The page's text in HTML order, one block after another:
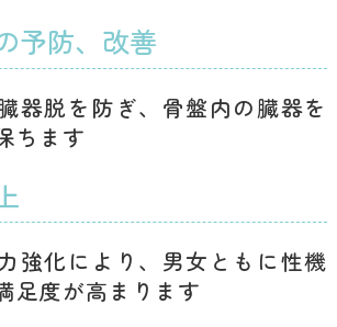
予防、改善
器脱を防ぎ、骨盤内の臓器を
ちます
強化により、男女ともに性機
足度が高まります